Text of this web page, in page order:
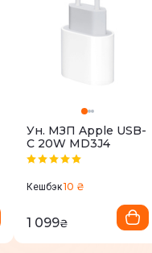
Ун. МЗП Apple USB-
C 20W MD3J4
Кешбэк10 ₴
1 099₴